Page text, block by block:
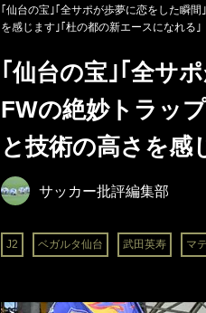
｢仙台の宝｣｢全サポが歩夢に恋をした瞬
を感じます｣｢杜の都の新エースになれる｣
｢仙台の宝｣｢全サ
FWの絶妙トラッ
と技術の高さを感
サッカー批評編集部
J2 ベガルタ仙台 武田英寿 マ